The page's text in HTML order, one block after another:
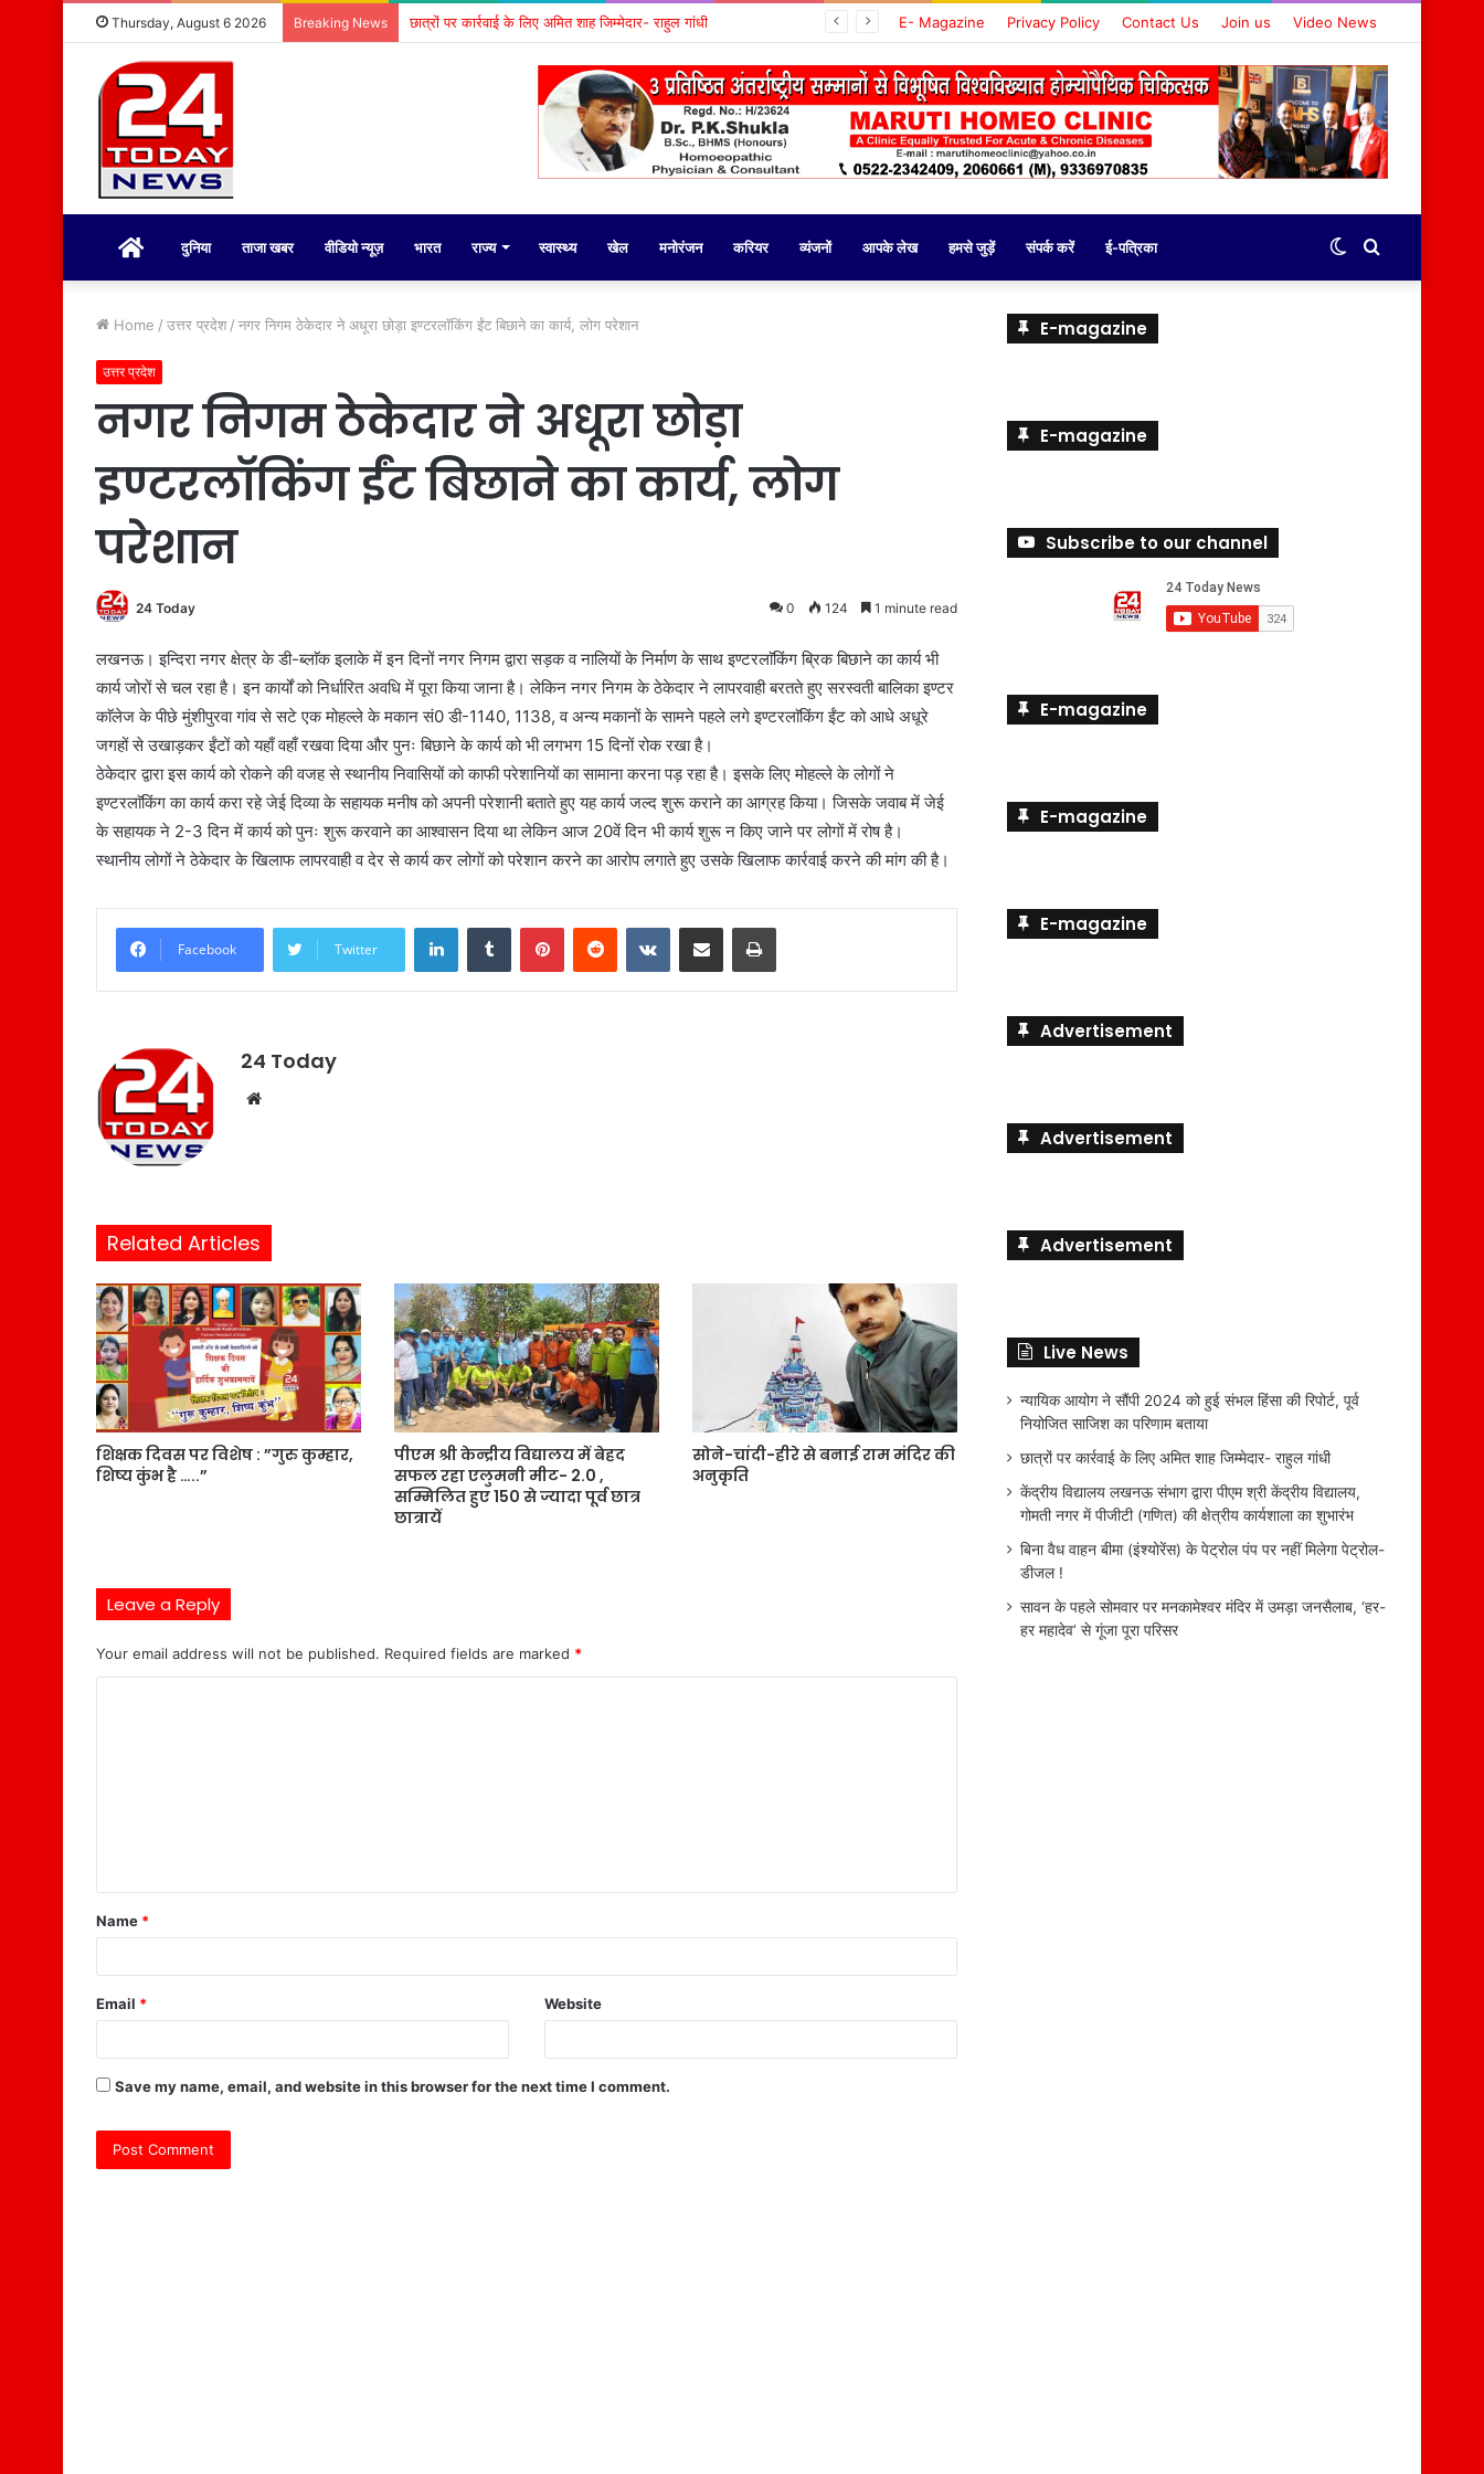
Thursday, August 6 2026 Breaking News छात्रों पर कार्रवाई के लिए अमित शाह जिम्मेदार- राहुल गांधी E- Magazine Privacy Policy Contact Us Join us Video News
होम दुनिया ताजा खबर वीडियो न्यूज़ भारत राज्य स्वास्थ्य खेल मनोरंजन करियर व्यंजनों आपके लेख हमसे जुड़ें संपर्क करें ई-पत्रिका Search
Switch
Home / उत्तर प्रदेश / नगर निगम ठेकेदार ने अधूरा छोड़ा इण्टरलाॅकिंग ईंट बिछाने का कार्य, लोग परेशान
उत्तर प्रदेश
नगर निगम ठेकेदार ने अधूरा छोड़ा
इण्टरलाॅकिंग ईंट बिछाने का कार्य, लोग
परेशान
24 Today 0 124 1 minute read
लखनऊ। इन्दिरा नगर क्षेत्र के डी-ब्लाॅक इलाके में इन दिनों नगर निगम द्वारा सड़क व नालियों के निर्माण के साथ इण्टरलाॅकिंग ब्रिक बिछाने का कार्य भी
कार्य जोरों से चल रहा है। इन कार्यों को निर्धारित अवधि में पूरा किया जाना है। लेकिन नगर निगम के ठेकेदार ने लापरवाही बरतते हुए सरस्वती बालिका इण्टर
काॅलेज के पीछे मुंशीपुरवा गांव से सटे एक मोहल्ले के मकान सं0 डी-1140, 1138, व अन्य मकानों के सामने पहले लगे इण्टरलाॅकिंग ईंट को आधे अधूरे
जगहों से उखाड़कर ईंटों को यहाँ वहाँ रखवा दिया और पुनः बिछाने के कार्य को भी लगभग 15 दिनों रोक रखा है।
ठेकेदार द्वारा इस कार्य को रोकने की वजह से स्थानीय निवासियों को काफी परेशानियों का सामाना करना पड़ रहा है। इसके लिए मोहल्ले के लोगों ने
इण्टरलाॅकिंग का कार्य करा रहे जेई दिव्या के सहायक मनीष को अपनी परेशानी बताते हुए यह कार्य जल्द शुरू कराने का आग्रह किया। जिसके जवाब में जेई
के सहायक ने 2-3 दिन में कार्य को पुनः शुरू करवाने का आश्वासन दिया था लेकिन आज 20वें दिन भी कार्य शुरू न किए जाने पर लोगों में रोष है।
स्थानीय लोगों ने ठेकेदार के खिलाफ लापरवाही व देर से कार्य कर लोगों को परेशान करने का आरोप लगाते हुए उसके खिलाफ कार्रवाई करने की मांग की है।
Facebook Twitter
24 Today
t
e
Related Articles
शिक्षक दिवस पर विशेष : ”गुरु कुम्हार,
शिष्य कुंभ है …..”
पीएम श्री केन्द्रीय विद्यालय में बेहद
सफल रहा एलुमनी मीट- 2.0 ,
सम्मिलित हुए 150 से ज्यादा पूर्व छात्र
छात्रायें
सोने-चांदी-हीरे से बनाई राम मंदिर की
अनुकृति
Leave a Reply
Your email address will not be published. Required fields are marked *
t
*
Name *
Email * Website
Save my name, email, and website in this browser for the next time I comment.
E-magazine
E-magazine
Subscribe to our channel
E-magazine
E-magazine
E-magazine
Advertisement
Advertisement
Advertisement
Live News
न्यायिक आयोग ने सौंपी 2024 को हुई संभल हिंसा की रिपोर्ट, पूर्व
नियोजित साजिश का परिणाम बताया
छात्रों पर कार्रवाई के लिए अमित शाह जिम्मेदार- राहुल गांधी
केंद्रीय विद्यालय लखनऊ संभाग द्वारा पीएम श्री केंद्रीय विद्यालय,
गोमती नगर में पीजीटी (गणित) की क्षेत्रीय कार्यशाला का शुभारंभ
बिना वैध वाहन बीमा (इंश्योरेंस) के पेट्रोल पंप पर नहीं मिलेगा पेट्रोल-
डीजल !
सावन के पहले सोमवार पर मनकामेश्वर मंदिर में उमड़ा जनसैलाब, ‘हर-
हर महादेव’ से गूंजा पूरा परिसर